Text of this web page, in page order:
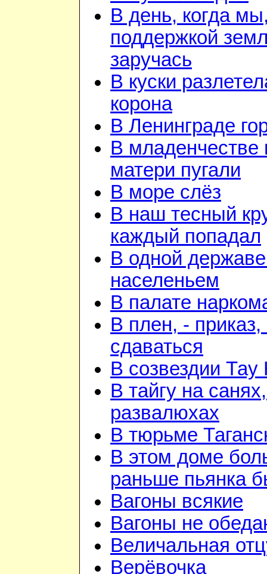
В день, когда
поддержкой
заручась
В куски
корона
В Ленинграде
В младенчестве
матери пугали
В море слёз
В наш тесный
каждый попадал
В одной
населеньем
В палате
В плен, - приказ,
сдаваться
В созвездии Тау
В тайгу на
развалюхах
В тюрьме
В этом доме
раньше пьянка
Вагоны всякие
Вагоны не
Величальная
Верёвочка